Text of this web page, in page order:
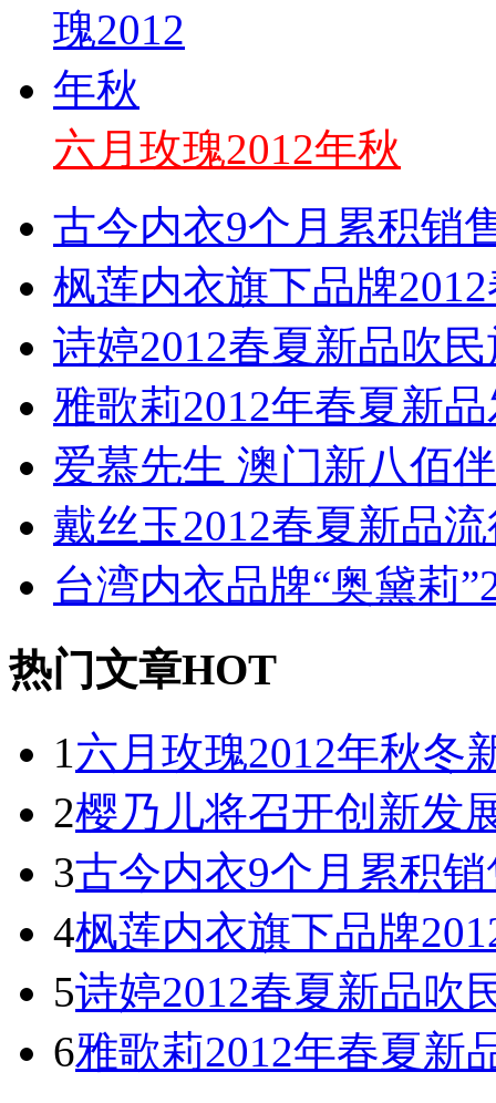
六月玫瑰2012年秋
古今内衣9个月累积销
枫莲内衣旗下品牌
诗婷2012春夏新品吹
雅歌莉2012年春夏新
爱慕先生 澳门新八佰
戴丝玉2012春夏新品
台湾内衣品牌“奥黛莉
热门文章HOT
1六月玫瑰2012年秋冬
2樱乃儿将召开创新发
3古今内衣9个月累积
4枫莲内衣旗下品牌
5诗婷2012春夏新品吹
6雅歌莉2012年春夏新